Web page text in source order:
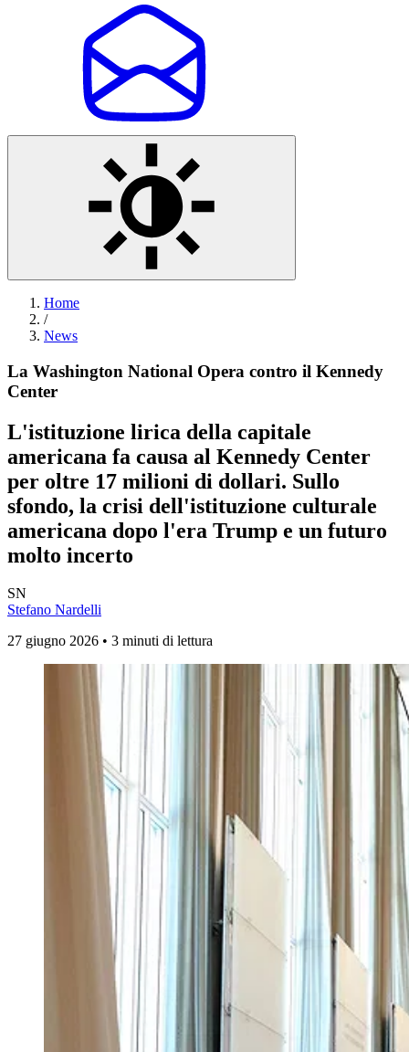
Home
/
News
La Washington National Opera contro il Kennedy
Center
L'istituzione lirica della capitale
americana fa causa al Kennedy Center
per oltre 17 milioni di dollari. Sullo
sfondo, la crisi dell'istituzione culturale
americana dopo l'era Trump e un futuro
molto incerto
SN
Stefano Nardelli
27 giugno 2026 • 3 minuti di lettura